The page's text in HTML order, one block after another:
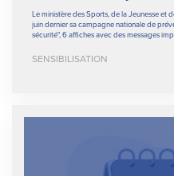
Le ministère des Sports, de la Jeunesse et
juin dernier sa campagne nationale de
sécurité", 6 affiches avec des messages
SENSIBILISATION